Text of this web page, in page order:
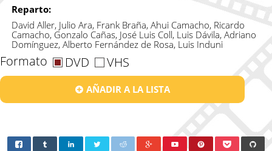
Reparto:
David Aller, Julio Ara, Frank Braña, Ahui Camacho, Ricardo
Camacho, Gonzalo Cañas, José Luis Coll, Luis Dávila, Adriano
Domínguez, Alberto Fernández de Rosa, Luis Induni
Formato DVD VHS
AÑADIR A LA LISTA